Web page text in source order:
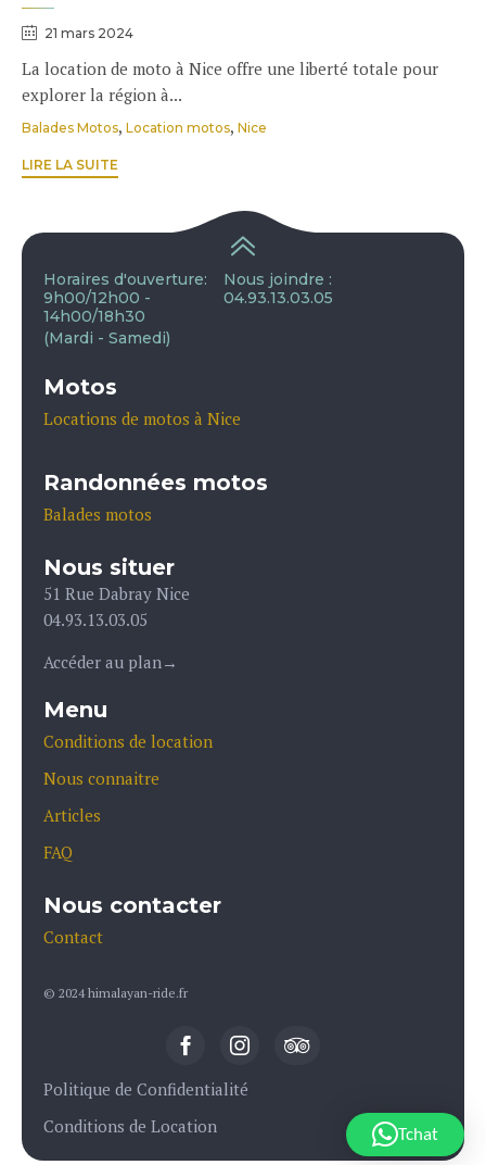
21 mars 2024
La location de moto à Nice offre une liberté totale pour
explorer la région à...
Tags
Balades Motos, Location motos, Nice
LIRE LA SUITE
Horaires d'ouverture:
9h00/12h00 -
14h00/18h30
(Mardi - Samedi)
Nous joindre :
04.93.13.03.05
Motos
Locations de motos à Nice
Randonnées motos
Balades motos
Nous situer
51 Rue Dabray Nice
04.93.13.03.05
Accéder au plan →
Menu
Conditions de location
Nous connaitre
Articles
FAQ
Nous contacter
Contact
© 2024 himalayan-ride.fr
Politique de Confidentialité
Conditions de Location
Tchat